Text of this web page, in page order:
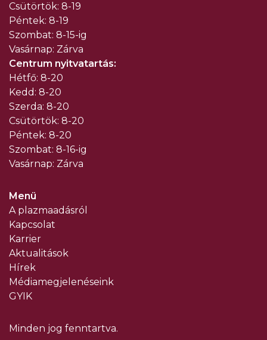
Csütörtök: 8-19
Péntek: 8-19
Szombat: 8-15-ig
Vasárnap: Zárva
Centrum nyitvatartás:
Hétfő: 8-20
Kedd: 8-20
Szerda: 8-20
Csütörtök: 8-20
Péntek: 8-20
Szombat: 8-16-ig
Vasárnap: Zárva
Menü
A plazmaadásról
Kapcsolat
Karrier
Aktualitások
Hírek
Médiamegjelenéseink
GYIK
Minden jog fenntartva.